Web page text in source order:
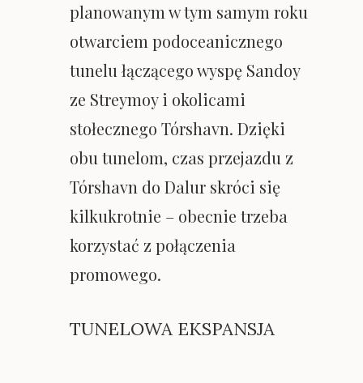
planowanym w tym samym roku
otwarciem podoceanicznego
tunelu łączącego wyspę Sandoy
ze Streymoy i okolicami
stołecznego Tórshavn. Dzięki
obu tunelom, czas przejazdu z
Tórshavn do Dalur skróci się
kilkukrotnie – obecnie trzeba
korzystać z połączenia
promowego.
TUNELOWA EKSPANSJA